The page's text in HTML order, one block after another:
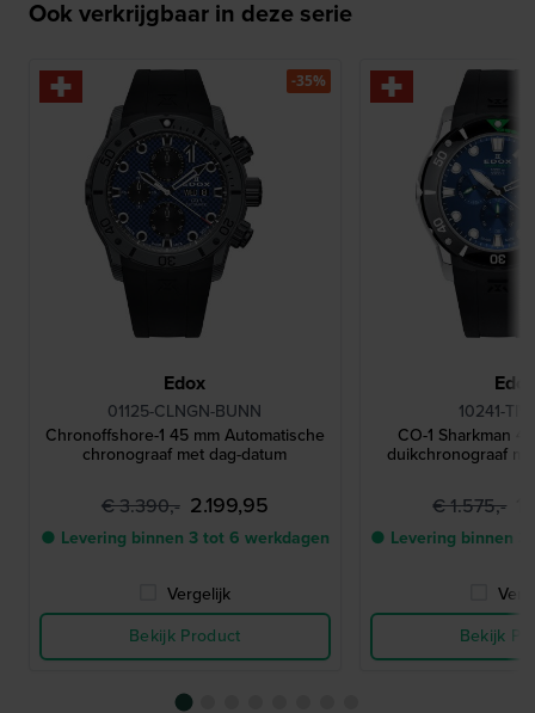
Ook verkrijgbaar in deze serie
Edox
01125-CLNGN-BUNN
Chronoffshore-1 45 mm Automatische
chronograaf met dag-datum
€ 3.390,- 2.199,95
● Levering binnen 3 tot 6 werkdagen
Vergelijk
Bekijk Product
-35%
Edox
10241-
CO-1 Sharkman
duikchronograaf
€ 1.575,-
● Levering binnen
Bekijk